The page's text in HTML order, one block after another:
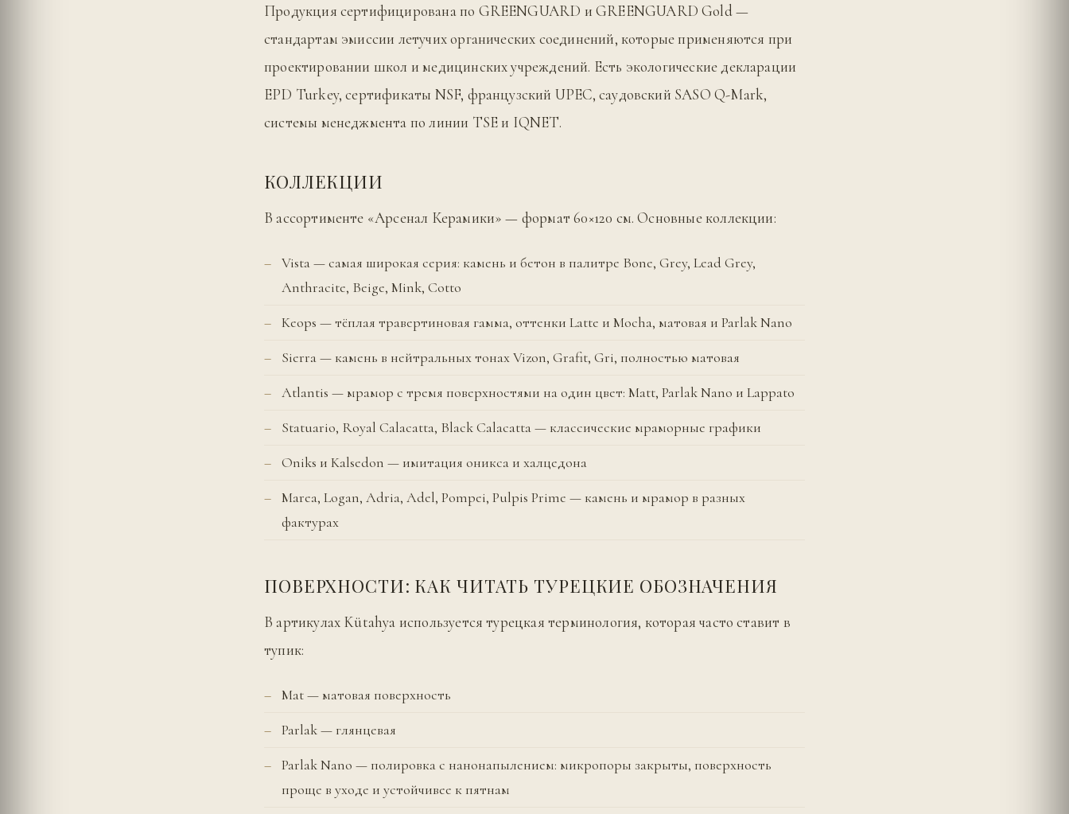
Продукция сертифицирована по GREENGUARD и GREENGUARD Gold —
стандартам эмиссии летучих органических соединений, которые применяются при
проектировании школ и медицинских учреждений. Есть экологические декларации
EPD Turkey, сертификаты NSF, французский UPEC, саудовский SASO Q-Mark,
системы менеджмента по линии TSE и IQNET.
КОЛЛЕКЦИИ
В ассортименте «Арсенал Керамики» — формат 60×120 см. Основные коллекции:
Vista — самая широкая серия: камень и бетон в палитре Bone, Grey, Lead Grey,
Anthracite, Beige, Mink, Cotto
Keops — тёплая травертиновая гамма, оттенки Latte и Mocha, матовая и Parlak Nano
Sierra — камень в нейтральных тонах Vizon, Grafit, Gri, полностью матовая
Atlantis — мрамор с тремя поверхностями на один цвет: Matt, Parlak Nano и Lappato
Statuario, Royal Calacatta, Black Calacatta — классические мраморные графики
Oniks и Kalsedon — имитация оникса и халцедона
Marea, Logan, Adria, Adel, Pompei, Pulpis Prime — камень и мрамор в разных
фактурах
ПОВЕРХНОСТИ: КАК ЧИТАТЬ ТУРЕЦКИЕ ОБОЗНАЧЕНИЯ
В артикулах Kütahya используется турецкая терминология, которая часто ставит в
тупик:
Mat — матовая поверхность
Parlak — глянцевая
Parlak Nano — полировка с нанонапылением: микропоры закрыты, поверхность
проще в уходе и устойчивее к пятнам